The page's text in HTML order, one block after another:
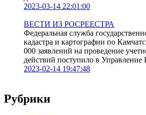
2023-03-14 22:01:00
ВЕСТИ ИЗ РОСРЕЕСТРА
Федеральная служба
кадастра и картографии по
000 заявлений на проведение
действий поступило в Управление
2023-02-14 19:47:48
Рубрики